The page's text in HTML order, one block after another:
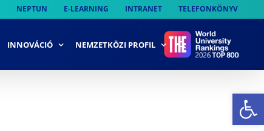
NEPTUN E-LEARNING INTRANET TELEFONKÖNYV
INNOVÁCIÓ NEMZETKÖZI PROFIL